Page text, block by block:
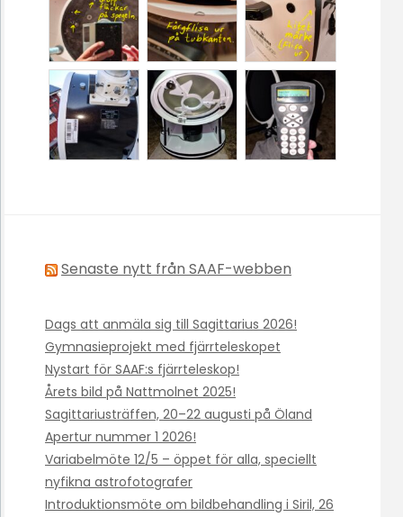
Senaste nytt från SAAF-webben
Dags att anmäla sig till Sagittarius 2026!
Gymnasieprojekt med fjärrteleskopet
Nystart för SAAF:s fjärrteleskop!
Årets bild på Nattmolnet 2025!
Sagittariusträffen, 20–22 augusti på Öland
Apertur nummer 1 2026!
Variabelmöte 12/5 – öppet för alla, speciellt
nyfikna astrofotografer
Introduktionsmöte om bildbehandling i Siril, 26